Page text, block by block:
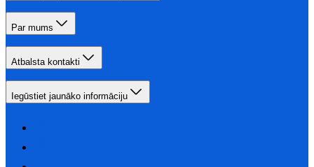
Par mums
Atbalsta kontakti
Iegūstiet jaunāko informāciju